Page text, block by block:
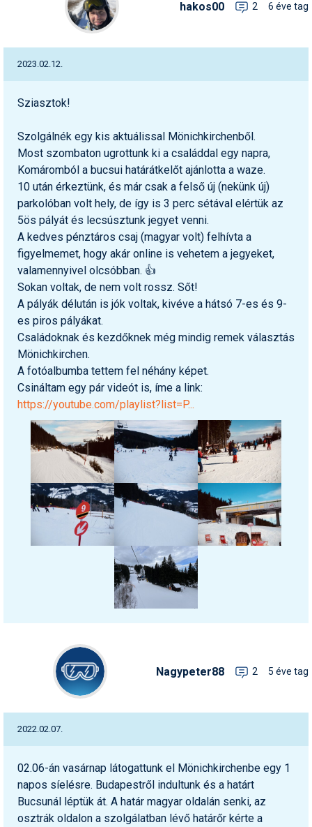
hakos00 2 6 éve tag
2023.02.12.
Sziasztok!
Szolgálnék egy kis aktuálissal Mönichkirchenből.
Most szombaton ugrottunk ki a családdal egy napra,
Komáromból a bucsui határátkelőt ajánlotta a waze.
10 után érkeztünk, és már csak a felső új (nekünk új)
parkolóban volt hely, de így is 3 perc sétával elértük az
5ös pályát és lecsúsztunk jegyet venni.
A kedves pénztáros csaj (magyar volt) felhívta a
figyelmemet, hogy akár online is vehetem a jegyeket,
valamennyivel olcsóbban. 👍
Sokan voltak, de nem volt rossz. Sőt!
A pályák délután is jók voltak, kivéve a hátsó 7-es és 9-
es piros pályákat.
Családoknak és kezdőknek még mindig remek választás
Mönichkirchen.
A fotóalbumba tettem fel néhány képet.
Csináltam egy pár videót is, íme a link:
https://youtube.com/playlist?list=P...
Nagypeter88 2 5 éve tag
2022.02.07.
02.06-án vasárnap látogattunk el Mönichkirchenbe egy 1
napos síelésre. Budapestről indultunk és a határt
Bucsunál léptük át. A határ magyar oldalán senki, az
osztrák oldalon a szolgálatban lévő határőr kérte a